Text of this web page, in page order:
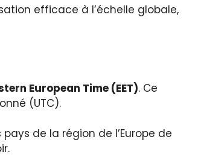
efficace à l’échelle globale,
European Time (EET). Ce
(UTC).
de la région de l’Europe de